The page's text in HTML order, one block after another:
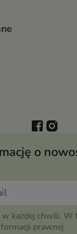
o
każdej chwili. W
prawnej.